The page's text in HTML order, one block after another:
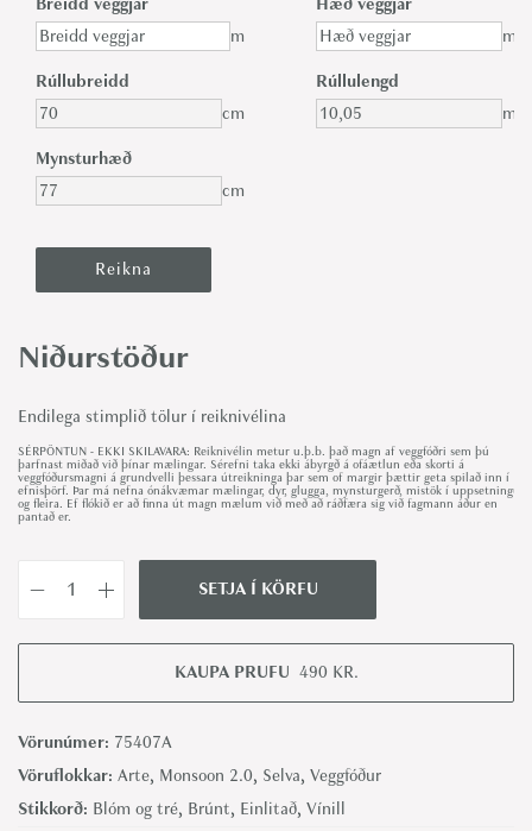
m
m
Rúllubreidd
cm
Rúllulengd
m
Mynsturhæð
cm
Niðurstöður
Endilega stimplið tölur í reiknivélina
SÉRPÖNTUN - EKKI SKILAVARA: Reiknivélin metur u.þ.b. það magn af veggfóðri sem þú
þarfnast miðað við þínar mælingar. Sérefni taka ekki ábyrgð á ofáætlun eða skorti á
veggfóðursmagni á grundvelli þessara útreikninga þar sem of margir þættir geta spilað inn í
efnisþörf. Þar má nefna ónákvæmar mælingar, dyr, glugga, mynsturgerð, mistök í uppsetningu
og fleira. Ef flókið er að finna út magn mælum við með að ráðfæra sig við fagmann áður en
pantað er.
y
a
C
e
SETJA Í KÖRFU
KAUPA PRUFU 490 KR.
Vörunúmer: 75407A
Vöruflokkar: Arte, Monsoon 2.0, Selva, Veggfóður
Stikkorð: Blóm og tré, Brúnt, Einlitað, Vínill